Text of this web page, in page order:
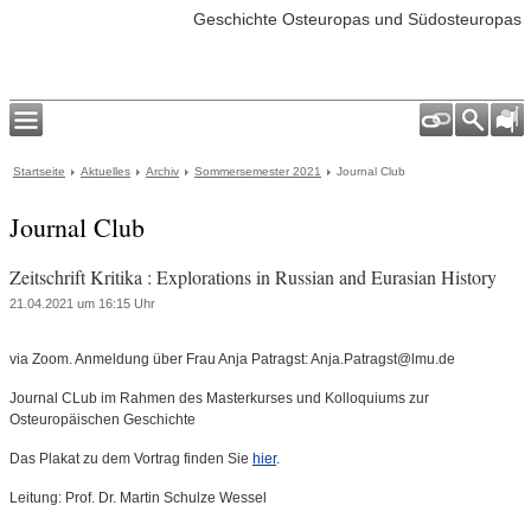
Geschichte Osteuropas und Südosteuropas
Startseite Aktuelles Archiv Sommersemester 2021 Journal Club
Journal Club
Zeitschrift Kritika : Explorations in Russian and Eurasian History
21.04.2021 um 16:15 Uhr
via Zoom. Anmeldung über Frau Anja Patragst: Anja.Patragst@lmu.de
Journal CLub im Rahmen des Masterkurses und Kolloquiums zur
Osteuropäischen Geschichte
Das Plakat zu dem Vortrag finden Sie hier.
Leitung: Prof. Dr. Martin Schulze Wessel